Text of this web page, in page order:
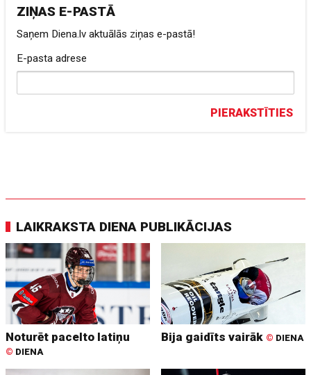
ZIŅAS E-PASTĀ
Saņem Diena.lv aktuālās ziņas e-pastā!
E-pasta adrese
PIERAKSTĪTIES
LAIKRAKSTA DIENA PUBLIKĀCIJAS
Noturēt pacelto latiņu
© DIENA
Bija gaidīts vairāk © DIENA